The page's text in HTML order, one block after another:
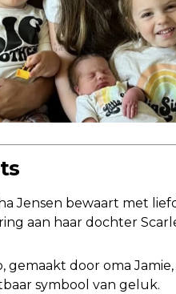
Jensen bewaart met
aan haar dochter
gemaakt door oma
symbool van geluk.